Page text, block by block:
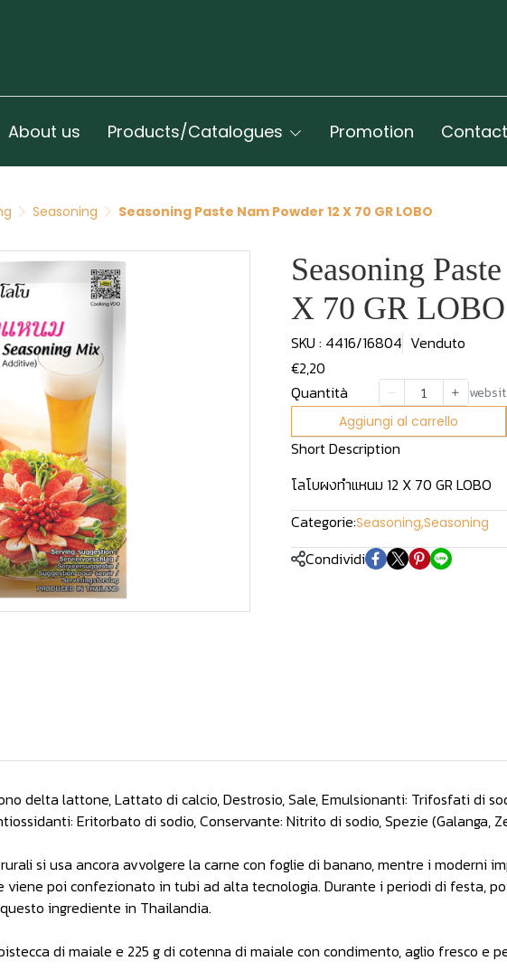
About us Products/Catalogues Promotion
Seasoning Seasoning Paste Nam Powder 12 X 70 GR LOBO
Seasoning
X 70 GR LOBO
SKU : 4416/16804 Venduto
€2,20
Quantità
Aggiungi al carrello
Short Description
โลโบผงทำแหนม 12 X 70 GR LOBO
Categorie:Seasoning,Seasoning
Condividi
delta lattone, Lattato di calcio, Destrosio, Sale, Emulsionanti: Trifosfati di
Eritorbato di sodio, Conservante: Nitrito di sodio, Spezie (Galanga,
si usa ancora avvolgere la carne con foglie di banano, mentre i moderni
viene poi confezionato in tubi ad alta tecnologia. Durante i periodi di festa,
ingrediente in Thailandia.
di maiale e 225 g di cotenna di maiale con condimento, aglio fresco e